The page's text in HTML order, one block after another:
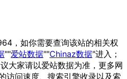
，如你需要查询该站的相关权
""爱站数据""Chinaz数据"进入；
大家请以爱站数据为准，更多网
访问速度、搜索引擎收录以及索